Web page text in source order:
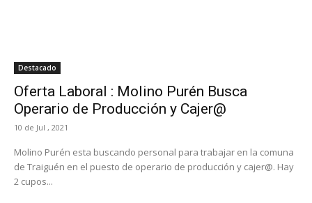
Destacado
Oferta Laboral : Molino Purén Busca
Operario de Producción y Cajer@
10 de Jul , 2021
Molino Purén esta buscando personal para trabajar en la comuna
de Traiguén en el puesto de operario de producción y cajer@. Hay
2 cupos...